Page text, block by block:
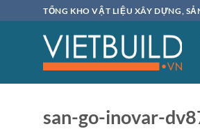
qua
TỔNG KHO VẬT LIỆU XÂY DỰNG,
san-go-inovar-